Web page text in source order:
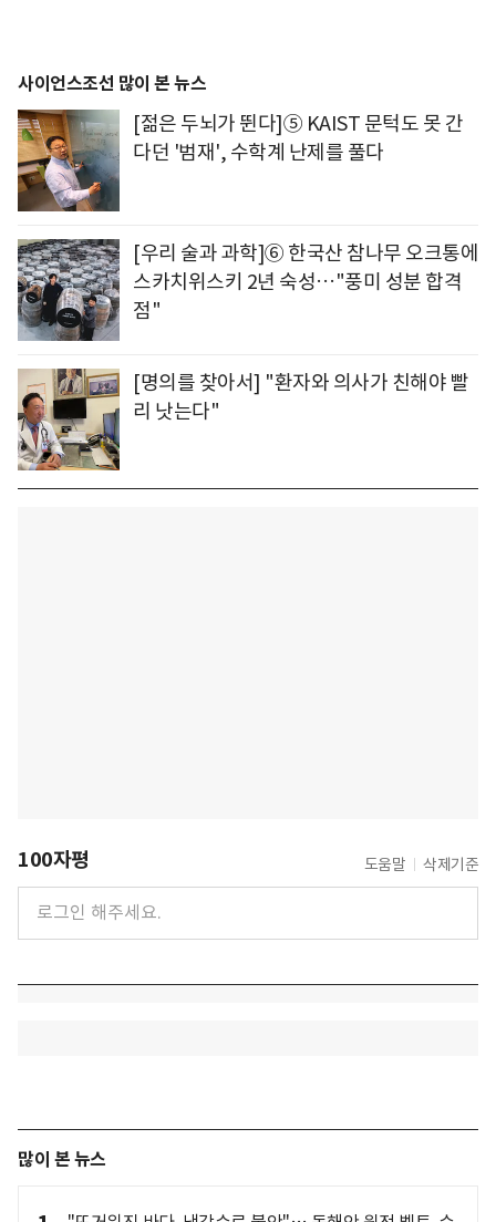
사이언스조선 많이 본 뉴스
[젊은 두뇌가 뛴다]⑤ KAIST 문턱도 못 간
다던 '범재', 수학계 난제를 풀다
[우리 술과 과학]⑥ 한국산 참나무 오크통에
스카치위스키 2년 숙성…"풍미 성분 합격
점"
[명의를 찾아서] "환자와 의사가 친해야 빨
리 낫는다"
100자평 도움말 삭제기준
많이 본 뉴스